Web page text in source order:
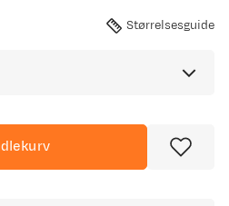
Størrelsesguide